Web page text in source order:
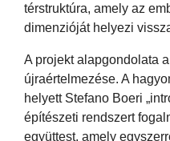
térstruktúra, amely az
dimenzióját helyezi
A projekt alapgondolata
újraértelmezése. A
helyett Stefano Boeri
építészeti rendszert
együttest, amely